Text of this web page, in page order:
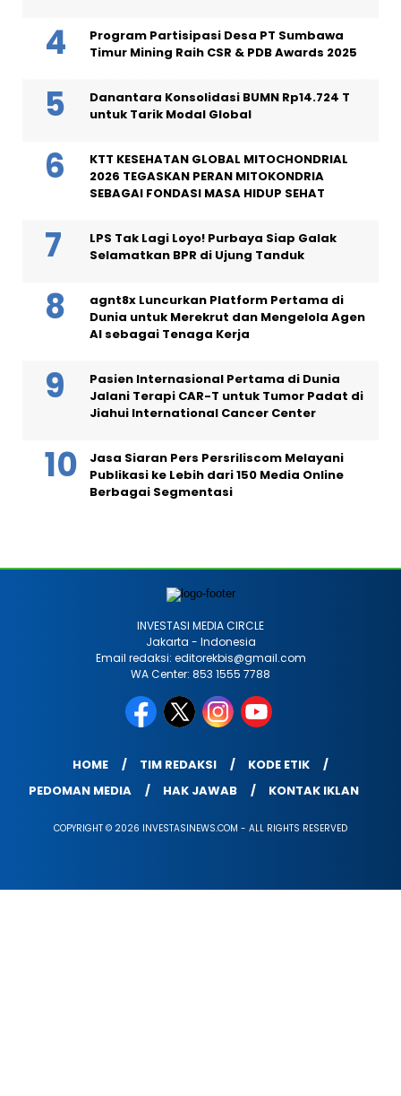
Program Partisipasi Desa PT Sumbawa
Timur Mining Raih CSR & PDB Awards 2025
Danantara Konsolidasi BUMN Rp14.724 T
untuk Tarik Modal Global
KTT KESEHATAN GLOBAL MITOCHONDRIAL
2026 TEGASKAN PERAN MITOKONDRIA
SEBAGAI FONDASI MASA HIDUP SEHAT
LPS Tak Lagi Loyo! Purbaya Siap Galak
Selamatkan BPR di Ujung Tanduk
agnt8x Luncurkan Platform Pertama di
Dunia untuk Merekrut dan Mengelola Agen
AI sebagai Tenaga Kerja
Pasien Internasional Pertama di Dunia
Jalani Terapi CAR-T untuk Tumor Padat di
Jiahui International Cancer Center
Jasa Siaran Pers Persriliscom Melayani
Publikasi ke Lebih dari 150 Media Online
Berbagai Segmentasi
INVESTASI MEDIA CIRCLE
Jakarta - Indonesia
Email redaksi: editorekbis@gmail.com
WA Center: 853 1555 7788
HOME TIM REDAKSI
KODE ETIK
PEDOMAN MEDIA
HAK JAWAB KONTAK IKLAN
COPYRIGHT © 2026 INVESTASINEWS.COM - ALL RIGHTS RESERVED